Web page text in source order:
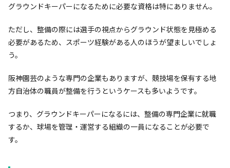
グラウンドキーパーになるために必要な資格は特にありません。
ただし、整備の際には選手の視点からグラウンド状態を見極める
必要があるため、スポーツ経験がある人のほうが望ましいでしょ
う。
阪神園芸のような専門の企業もありますが、競技場を保有する地
方自治体の職員が整備を行うというケースも多いようです。
つまり、グラウンドキーパーになるには、整備の専門企業に就職
するか、球場を管理・運営する組織の一員になることが必要で
す。